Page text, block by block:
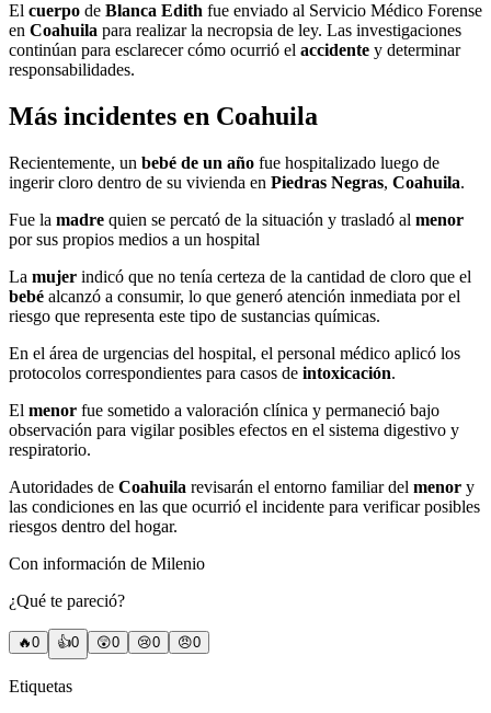
El cuerpo de Blanca Edith fue enviado al Servicio Médico Forense
en Coahuila para realizar la necropsia de ley. Las investigaciones
continúan para esclarecer cómo ocurrió el accidente y determinar
responsabilidades.
Más incidentes en Coahuila
Recientemente, un bebé de un año fue hospitalizado luego de
ingerir cloro dentro de su vivienda en Piedras Negras, Coahuila.
Fue la madre quien se percató de la situación y trasladó al menor
por sus propios medios a un hospital
La mujer indicó que no tenía certeza de la cantidad de cloro que el
bebé alcanzó a consumir, lo que generó atención inmediata por el
riesgo que representa este tipo de sustancias químicas.
En el área de urgencias del hospital, el personal médico aplicó los
protocolos correspondientes para casos de intoxicación.
El menor fue sometido a valoración clínica y permaneció bajo
observación para vigilar posibles efectos en el sistema digestivo y
respiratorio.
Autoridades de Coahuila revisarán el entorno familiar del menor y
las condiciones en las que ocurrió el incidente para verificar posibles
riesgos dentro del hogar.
Con información de Milenio
¿Qué te pareció?
🔥0 👍0 😲0 😢0 😠0
Etiquetas